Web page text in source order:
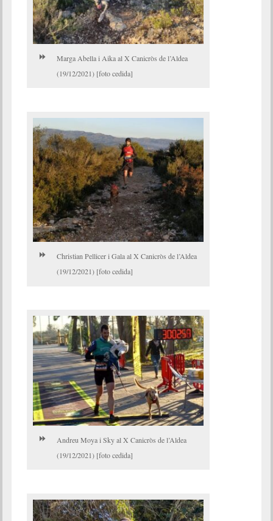
Marga Abella i Aika al X Canicròs de l’Aldea
(19/12/2021) [foto cedida]
Christian Pellicer i Gala al X Canicròs de l’Aldea
(19/12/2021) [foto cedida]
Andreu Moya i Sky al X Canicròs de l’Aldea
(19/12/2021) [foto cedida]